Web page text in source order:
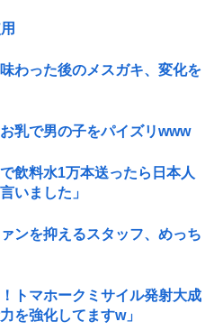
わった後のメスガキ、変化を
乳で男の子をパイズリwww
飲料水1万本送ったら日本人
いました」
ンを抑えるスタッフ、めっち
トマホークミサイル発射大成
を強化してますw」